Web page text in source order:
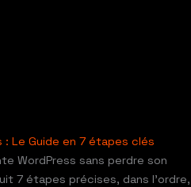
: Le Guide en 7 étapes clés
WordPress sans perdre son
7 étapes précises, dans l’ordre,